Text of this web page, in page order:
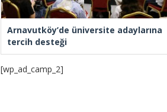
Arnavutköy’de üniversite adaylarına
tercih desteği
[wp_ad_camp_2]